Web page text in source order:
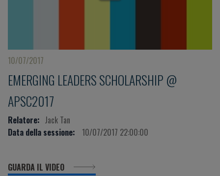
10/07/2017
EMERGING LEADERS SCHOLARSHIP @
APSC2017
Relatore: Jack Tan
Data della sessione:
10/07/2017 22:00:00
GUARDA IL VIDEO